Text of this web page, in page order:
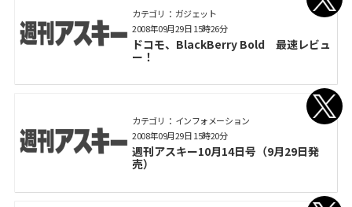
カテゴリ： ガジェット
ドコモ、BlackBerry Bold 最速レビュ
ー！
2008年09月29日 15時26分
カテゴリ： インフォメーション
週刊アスキー10月14日号（9月29日発
売）
2008年09月29日 15時20分